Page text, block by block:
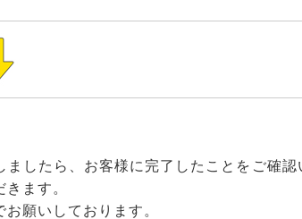
ましたら、お客様に完了したことをご確認
ます。
願いしております。